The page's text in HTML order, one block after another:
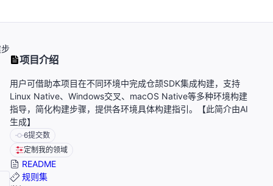
项目介绍
用户可借助本项目在不同环境中完成仓颉SDK集成构建，支持
Linux Native、Windows交叉、macOS Native等多种环境构建
指导，简化构建步骤，提供各环境具体构建指引。【此简介由AI
生成】
6提交数
定制我的领域
README
规则集